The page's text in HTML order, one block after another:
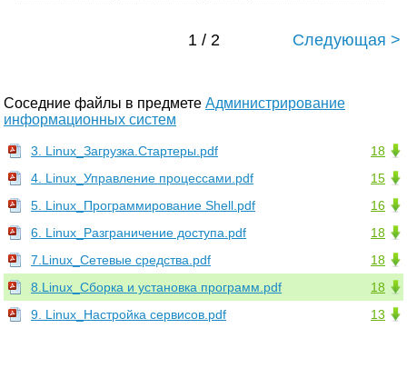
1 / 2 Следующая >
Соседние файлы в предмете Администрирование
информационных систем
18
3. Linux_Загрузка.Стартеры.pdf
15
4. Linux_Управление процессами.pdf
16
5. Linux_Программирование Shell.pdf
18
6. Linux_Разграничение доступа.pdf
18
7.Linux_Сетевые средства.pdf
18
8.Linux_Сборка и установка программ.pdf
13
9. Linux_Настройка сервисов.pdf